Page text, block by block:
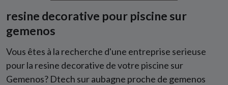
resine decorative pour piscine sur
gemenos
Vous êtes à la recherche d'une entreprise serieuse
pour la resine decorative de votre piscine sur
Gemenos? Dtech sur aubagne proche de gemenos